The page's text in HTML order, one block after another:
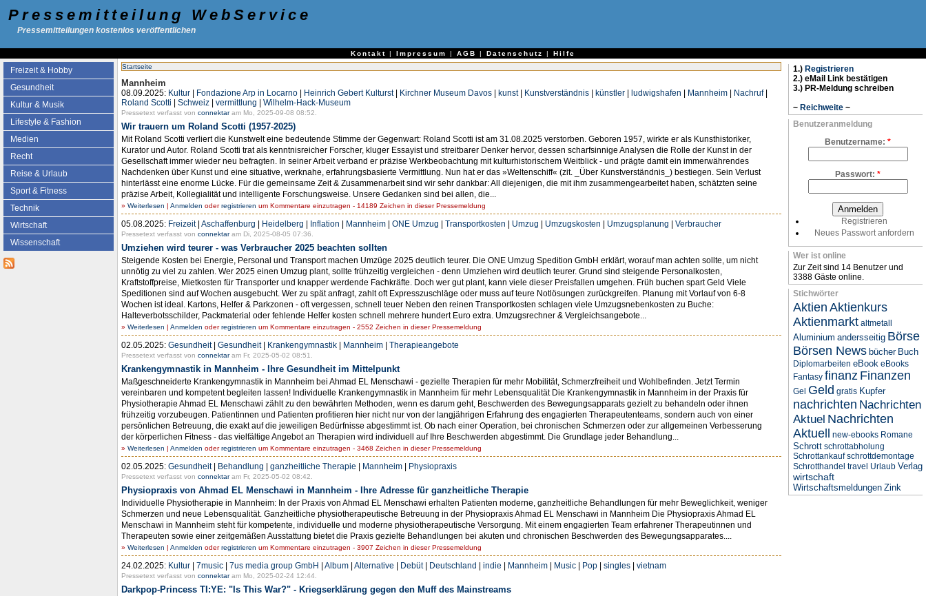
Pressemitteilung WebService
Pressemitteilungen kostenlos veröffentlichen
Kontakt | Impressum | AGB | Datenschutz | Hilfe
Freizeit & Hobby
Gesundheit
Kultur & Musik
Lifestyle & Fashion
Medien
Recht
Reise & Urlaub
Sport & Fitness
Technik
Wirtschaft
Wissenschaft
Startseite
Mannheim
08.09.2025: Kultur | Fondazione Arp in Locarno | Heinrich Gebert Kulturst| Kirchner Museum Davos | kunst| Kunstverständnis | künstler | ludwigshafen | Mannheim | Nachruf|
Roland Scotti | Schweiz | vermittlung | Wilhelm-Hack-Museum
Pressetext verfasst von connektaram Mo, 2025-09-08 08:52.
Wir trauern um Roland Scotti (1957-2025)
Mit Roland Scotti verliert die Kunstwelt eine bedeutende Stimme der Gegenwart: Roland Scotti ist am 31.08.2025 verstorben. Geboren 1957, wirkte er als Kunsthistoriker,
Kurator und Autor. Roland Scotti trat als kenntnisreicher Forscher, kluger Essayist und streitbarer Denker hervor, dessen scharfsinnige Analysen die Rolle der Kunst in der
Gesellschaft immer wieder neu befragten. In seiner Arbeit verband er präzise Werkbeobachtung mit kulturhistorischem Weitblick - und prägte damit ein immerwährendes
Nachdenken über Kunst und eine situative, werknahe, erfahrungsbasierte Vermittlung. Nun hat er das »Weltenschiff« (zit. _Über Kunstverständnis_) bestiegen. Sein Verlust
hinterlässt eine enorme Lücke. Für die gemeinsame Zeit & Zusammenarbeit sind wir sehr dankbar: All diejenigen, die mit ihm zusammengearbeitet haben, schätzten seine
präzise Arbeit, Kollegialität und intelligente Forschungsweise. Unsere Gedanken sind bei allen, die...
» Weiterlesen | Anmelden oderregistrieren um Kommentare einzutragen - 14189 Zeichen in dieser Pressemeldung
05.08.2025: Freizeit| Aschaffenburg | Heidelberg | Inflation | Mannheim | ONE Umzug | Transportkosten | Umzug | Umzugskosten | Umzugsplanung | Verbraucher
Pressetext verfasst von connektaram Di, 2025-08-05 07:36.
Umziehen wird teurer - was Verbraucher 2025 beachten sollten
Steigende Kosten bei Energie, Personal und Transport machen Umzüge 2025 deutlich teurer. Die ONE Umzug Spedition GmbH erklärt, worauf man achten sollte, um nicht
unnötig zu viel zu zahlen. Wer 2025 einen Umzug plant, sollte frühzeitig vergleichen - denn Umziehen wird deutlich teurer. Grund sind steigende Personalkosten,
Kraftstoffpreise, Mietkosten für Transporter und knapper werdende Fachkräfte. Doch wer gut plant, kann viele dieser Preisfallen umgehen. Früh buchen spart Geld Viele
Speditionen sind auf Wochen ausgebucht. Wer zu spät anfragt, zahlt oft Expresszuschläge oder muss auf teure Notlösungen zurückgreifen. Planung mit Vorlauf von 6-8
Wochen ist ideal. Kartons, Helfer & Parkzonen - oft vergessen, schnell teuer Neben den reinen Transportkosten schlagen viele Umzugsnebenkosten zu Buche:
Halteverbotsschilder, Packmaterial oder fehlende Helfer kosten schnell mehrere hundert Euro extra. Umzugsrechner & Vergleichsangebote...
» Weiterlesen | Anmelden oderregistrieren um Kommentare einzutragen - 2552 Zeichen in dieser Pressemeldung
02.05.2025: Gesundheit| Gesundheit| Krankengymnastik | Mannheim | Therapieangebote
Pressetext verfasst von connektaram Fr, 2025-05-02 08:51.
Krankengymnastik in Mannheim - Ihre Gesundheit im Mittelpunkt
Maßgeschneiderte Krankengymnastik in Mannheim bei Ahmad EL Menschawi - gezielte Therapien für mehr Mobilität, Schmerzfreiheit und Wohlbefinden. Jetzt Termin
vereinbaren und kompetent begleiten lassen! Individuelle Krankengymnastik in Mannheim für mehr Lebensqualität Die Krankengymnastik in Mannheim in der Praxis für
Physiotherapie Ahmad EL Menschawi zählt zu den bewährten Methoden, wenn es darum geht, Beschwerden des Bewegungsapparats gezielt zu behandeln oder ihnen
frühzeitig vorzubeugen. Patientinnen und Patienten profitieren hier nicht nur von der langjährigen Erfahrung des engagierten Therapeutenteams, sondern auch von einer
persönlichen Betreuung, die exakt auf die jeweiligen Bedürfnisse abgestimmt ist. Ob nach einer Operation, bei chronischen Schmerzen oder zur allgemeinen Verbesserung
der körperlichen Fitness - das vielfältige Angebot an Therapien wird individuell auf Ihre Beschwerden abgestimmt. Die Grundlage jeder Behandlung...
» Weiterlesen | Anmelden oderregistrieren um Kommentare einzutragen - 3468 Zeichen in dieser Pressemeldung
02.05.2025: Gesundheit| Behandlung | ganzheitliche Therapie | Mannheim | Physiopraxis
Pressetext verfasst von connektaram Fr, 2025-05-02 08:42.
Physiopraxis von Ahmad EL Menschawi in Mannheim - Ihre Adresse für ganzheitliche Therapie
Individuelle Physiotherapie in Mannheim: In der Praxis von Ahmad EL Menschawi erhalten Patienten moderne, ganzheitliche Behandlungen für mehr Beweglichkeit, weniger
Schmerzen und neue Lebensqualität. Ganzheitliche physiotherapeutische Betreuung in der Physiopraxis Ahmad EL Menschawi in Mannheim Die Physiopraxis Ahmad EL
Menschawi in Mannheim steht für kompetente, individuelle und moderne physiotherapeutische Versorgung. Mit einem engagierten Team erfahrener Therapeutinnen und
Therapeuten sowie einer zeitgemäßen Ausstattung bietet die Praxis gezielte Behandlungen bei akuten und chronischen Beschwerden des Bewegungsapparates....
» Weiterlesen | Anmelden oderregistrieren um Kommentare einzutragen - 3907 Zeichen in dieser Pressemeldung
24.02.2025: Kultur | 7music | 7us media group GmbH | Album | Alternative | Debüt| Deutschland | indie | Mannheim | Music | Pop | singles | vietnam
Pressetext verfasst von connektaram Mo, 2025-02-24 12:44.
Darkpop-Princess TI:YE: "Is This War?" - Kriegserklärung gegen den Muff des Mainstreams
1.) Registrieren
2.) eMail Link bestätigen
3.) PR-Meldung schreiben
~ Reichweite ~
Benutzeranmeldung
Benutzername: *
Passwort: *
Registrieren
Neues Passwort anfordern
Wer ist online
Zur Zeit sind 14 Benutzer und
3388 Gäste online.
Stichwörter
Aktien Aktienkurs
Aktienmarkt altmetall
Aluminium andersseitig Börse
Börsen News bücher Buch
Diplomarbeiten eBook eBooks
Fantasy finanz Finanzen
Gel Geld gratis Kupfer
nachrichten Nachrichten
Aktuel Nachrichten
Aktuell
new-ebooks Romane
Schrott schrottabholung
Schrottankauf schrottdemontage
Schrotthandel travel Urlaub Verlag
wirtschaft
Wirtschaftsmeldungen Zink